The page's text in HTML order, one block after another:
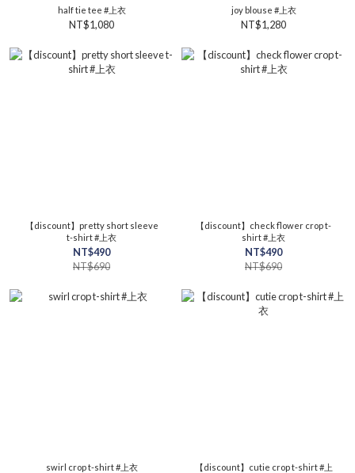
half tie tee #上衣
NT$1,080
joy blouse #上衣
NT$1,280
【discount】pretty short sleeve
t-shirt #上衣
NT$490
NT$690
【discount】check flower crop t-
shirt #上衣
NT$490
NT$690
swirl crop t-shirt #上衣
【discount】cutie crop t-shirt #上